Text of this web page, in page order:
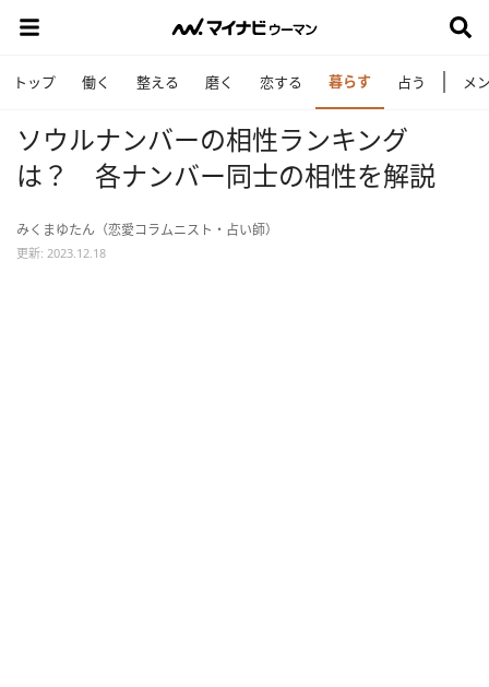
トップ 働く 整える 磨く 恋する 暮らす 占う メ
ソウルナンバーの相性ランキング
は？ 各ナンバー同士の相性を解説
みくまゆたん（恋愛コラムニスト・占い師）
更新: 2023.12.18